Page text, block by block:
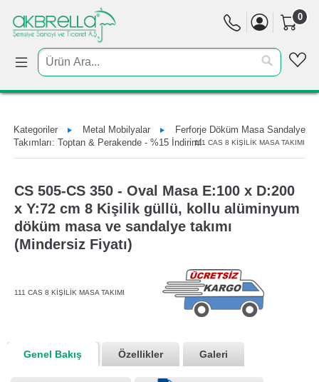
0
Kategoriler Metal Mobilyalar
Ferforje Döküm Masa Sandalye
Takımları: Toptan & Perakende - %15 İndirim!111 CAS 8 KİŞİLİK MASA TAKIMI
CS 505-CS 350 - Oval Masa E:100 x D:200
x Y:72 cm 8 Kişilik güllü, kollu alüminyum
döküm masa ve sandalye takımı
(Mindersiz Fiyatı)
111 CAS 8 KİŞİLİK MASA TAKIMI
Genel Bakış Özellikler Galeri